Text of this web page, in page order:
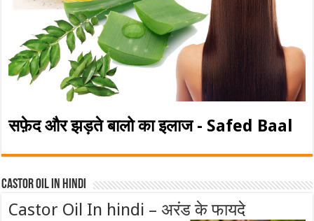
सफ़ेद और झड़ते बालो का इलाज - Safed Baal
Castor Oil In Hindi
Castor Oil In hindi – अरंड के फायदे